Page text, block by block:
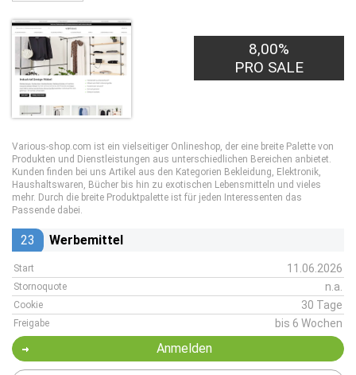
8,00%
PRO SALE
Various-shop.com ist ein vielseitiger Onlineshop, der eine breite Palette von
Produkten und Dienstleistungen aus unterschiedlichen Bereichen anbietet.
Kunden finden bei uns Artikel aus den Kategorien Bekleidung, Elektronik,
Haushaltswaren, Bücher bis hin zu exotischen Lebensmitteln und vieles
mehr. Durch die breite Produktpalette ist für jeden Interessenten das
Passende dabei.
23 Werbemittel
Start 11.06.2026
Stornoquote n.a.
Cookie 30 Tage
Freigabe bis 6 Wochen
Anmelden